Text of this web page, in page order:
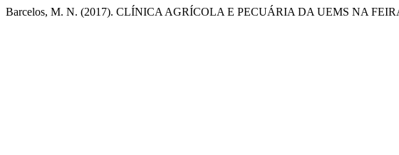
Barcelos, M. N. (2017). CLÍNICA AGRÍCOLA E PECUÁRIA DA UEMS NA